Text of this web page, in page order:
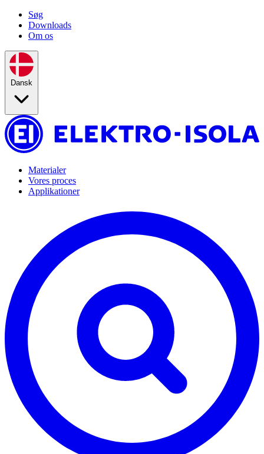
Søg
Downloads
Om os
Dansk
Materialer
Vores proces
Applikationer